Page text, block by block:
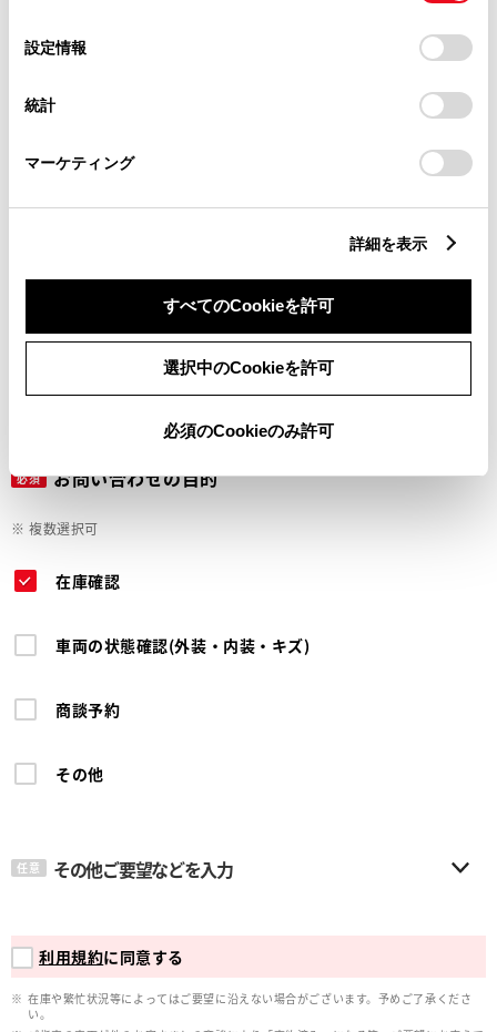
デバイスにすべてのCookie(クッキー)が保存されることに同
意したことになります。Cookie(クッキー)のオプトアウト、
設定の変更、同意を撤回したりするにあたっては、当社の
「Cookie（クッキー）情報の取り扱いについて
」をご覧くだ
設定情報
統計
マーケティング
詳細を表示
すべてのCookieを許可
選択中のCookieを許可
必須のCookieのみ許可
必須 ご希望の連絡方法
Eメール
メールアドレス
必須 お問い合わせの目的
※ 複数選択可
在庫確認
車両の状態確認(外装・内装・キズ)
商談予約
その他
任意 その他ご要望などを入力
利用規約に同意する
在庫や繁忙状況等によってはご要望に沿えない場合がございます。予めご了承くださ
い。